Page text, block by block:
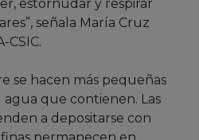
estornudar y respirar
señala María Cruz
CSIC.
se hacen más pequeñas
agua que contienen. Las
a depositarse con
permanecen en